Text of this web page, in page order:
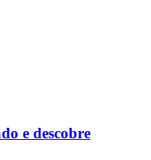
e descobre